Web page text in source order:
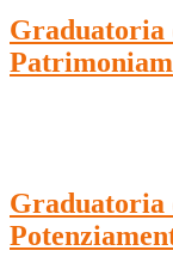
Graduatoria
Graduatoria